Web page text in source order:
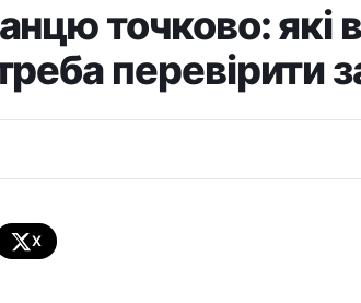
точково: які
перевірити
X